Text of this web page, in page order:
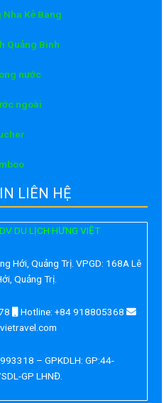
Kẻ Bàng
Quảng Bình
nước
ngoài
LIÊN HỆ
DU LỊCH HƯNG VIỆT
Hới, Quảng Trị. VPGD: 168A Lê
Quảng Trị.
Hotline: +84 918805368
– GPKDLH: GP:44-
GP LHNĐ.